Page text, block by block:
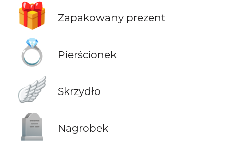
🎁 Zapakowany prezent
💍 Pierścionek
🪽 Skrzydło
🪦 Nagrobek